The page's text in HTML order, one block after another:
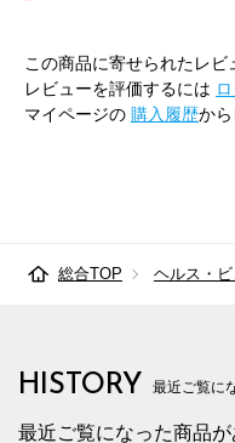
この商品に寄せられたレビ
レビューを評価するには
マイページの 購入履歴から
総合TOP ヘルス・
HISTORY 最近ご覧に
最近ご覧になった商品が